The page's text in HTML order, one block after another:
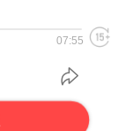
07:55